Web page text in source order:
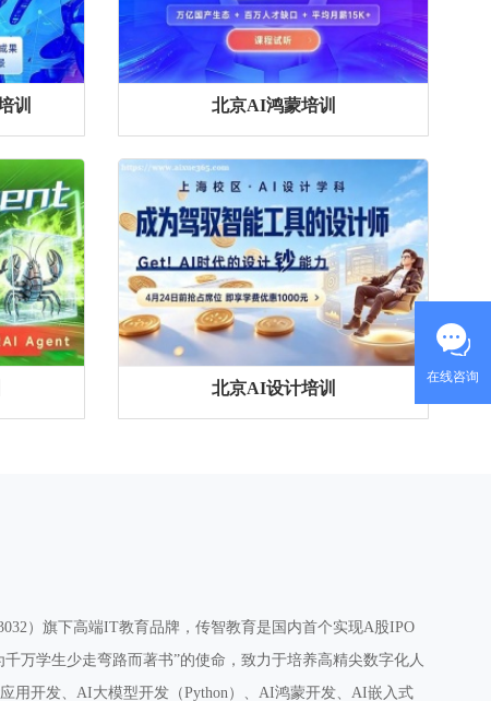
训 北京AI鸿蒙培训
北京AI设计培训
）旗下高端IT教育品牌，传智教育是国内首个实现A股IPO
万学生少走弯路而著书”的使命，致力于培养高精尖数字化人
用开发、AI大模型开发（Python）、AI鸿蒙开发、AI嵌入式
在线咨询